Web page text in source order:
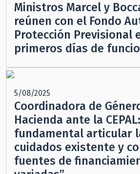
Ministros Marcel y
reúnen con el Fondo
Protección Previsional
primeros días de
5/08/2025
Coordinadora de
Hacienda ante la
fundamental articular
cuidados existente y
fuentes de